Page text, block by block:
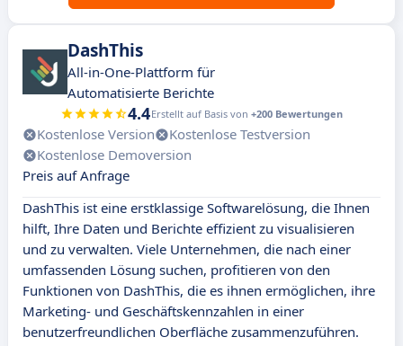
DashThis
All-in-One-Plattform für
Automatisierte Berichte
4.4Erstellt auf Basis von +200 Bewertungen
Kostenlose Version
Kostenlose Testversion
Kostenlose Demoversion
Preis auf Anfrage
DashThis ist eine erstklassige Softwarelösung, die Ihnen
hilft, Ihre Daten und Berichte effizient zu visualisieren
und zu verwalten. Viele Unternehmen, die nach einer
umfassenden Lösung suchen, profitieren von den
Funktionen von DashThis, die es ihnen ermöglichen, ihre
Marketing- und Geschäftskennzahlen in einer
benutzerfreundlichen Oberfläche zusammenzuführen.